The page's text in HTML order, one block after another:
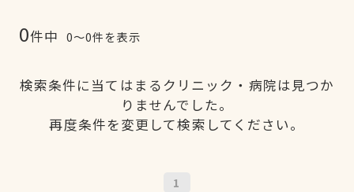
0件中 0〜0件を表示
検索条件に当てはまるクリニック・病院は見つか
りませんでした。
再度条件を変更して検索してください。
1